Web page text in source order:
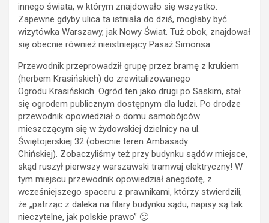
innego świata, w którym znajdowało się wszystko.
Zapewne gdyby ulica ta istniała do dziś, mogłaby być
wizytówka Warszawy, jak Nowy Świat. Tuż obok, znajdował
się obecnie również nieistniejący Pasaż Simonsa.
Przewodnik przeprowadził grupę przez bramę z krukiem
(herbem Krasińskich) do zrewitalizowanego
Ogrodu Krasińskich. Ogród ten jako drugi po Saskim, stał
się ogrodem publicznym dostępnym dla ludzi. Po drodze
przewodnik opowiedział o domu samobójców
mieszczącym się w żydowskiej dzielnicy na ul.
Świętojerskiej 32 (obecnie teren Ambasady
Chińskiej). Zobaczyliśmy też przy budynku sądów miejsce,
skąd ruszył pierwszy warszawski tramwaj elektryczny! W
tym miejscu przewodnik opowiedział anegdotę, z
wcześniejszego spaceru z prawnikami, którzy stwierdzili,
że „patrząc z daleka na filary budynku sądu, napisy są tak
nieczytelne, jak polskie prawo” 🙂